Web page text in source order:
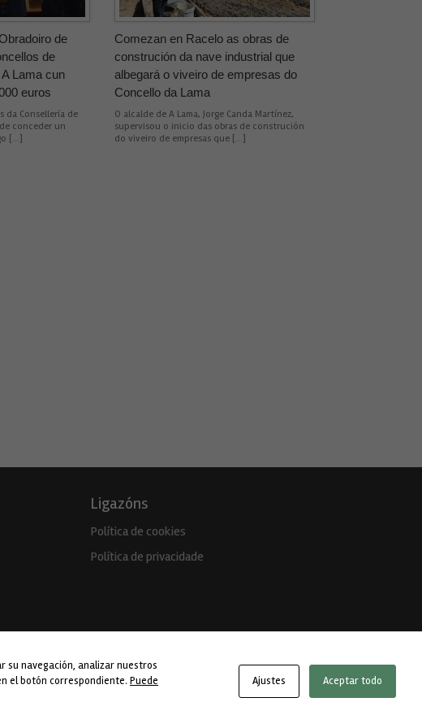
de
de
Lama cun
euros
da Consellería de
conceder un
[…]
Comezan en Racelo as obras de
construción da nave industrial que
albegará o viveiro de empresas do
Concello da Lama
O alcalde de A Lama, Jorge Canda Martínez,
supervisou o inicio das obras de construción
do viveiro de empresas que […]
Ligazóns
Política de cookies
Política de privacidade
su navegación, analizar nuestros
el botón correspondiente. Puede
Ajustes Aceptar todo